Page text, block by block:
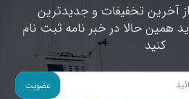
آخرین تخفیفات و جدیدترین
همین حالا در خبر نامه ثبت نام
کنید
عضویت